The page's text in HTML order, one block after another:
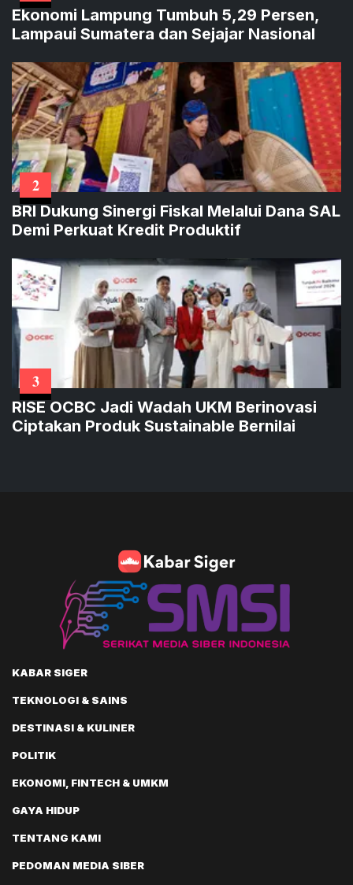
Ekonomi Lampung Tumbuh 5,29 Persen,
Lampaui Sumatera dan Sejajar Nasional
2
BRI Dukung Sinergi Fiskal Melalui Dana SAL
Demi Perkuat Kredit Produktif
3
RISE OCBC Jadi Wadah UKM Berinovasi
Ciptakan Produk Sustainable Bernilai
KABAR SIGER
TEKNOLOGI & SAINS
DESTINASI & KULINER
POLITIK
EKONOMI, FINTECH & UMKM
GAYA HIDUP
TENTANG KAMI
PEDOMAN MEDIA SIBER